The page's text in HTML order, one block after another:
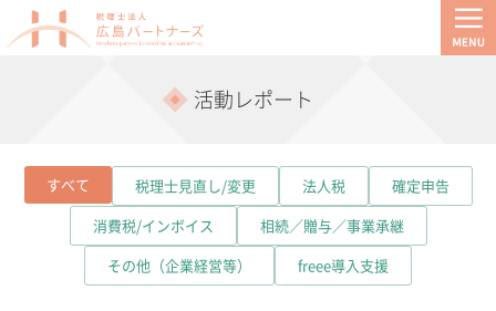
活動レポート
すべて 税理士見直し/変更 法人税
確定申告
消費税/インボイス
相続／贈与／事業承継
その他（企業経営等）
freee導入支援